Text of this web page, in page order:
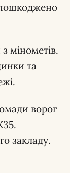
мінометів.
та
ворог
закладу.